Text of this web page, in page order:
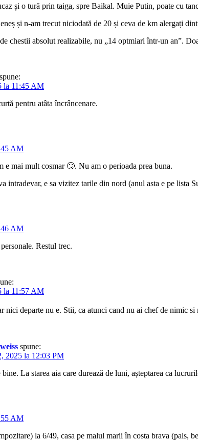
și o tură prin taiga, spre Baikal. Muie Putin, poate cu
și n-am trecut niciodată de 20 și ceva de km alergați
chestii absolut realizabile, nu „14 optmiari într-un an”.
spune:
la 11:45 AM
pentru atâta încrâncenare.
AM
e mai mult cosmar 🙄. Nu am o perioada prea buna.
intradevar, e sa vizitez tarile din nord (anul asta e pe lista
AM
Restul trec.
la 11:57 AM
nici departe nu e. Stii, ca atunci cand nu ai chef de nimic
spune:
2025 la 12:03 PM
bine. La starea aia care durează de luni, așteptarea ca
AM
la 6/49, casa pe malul marii în costa brava (pals,